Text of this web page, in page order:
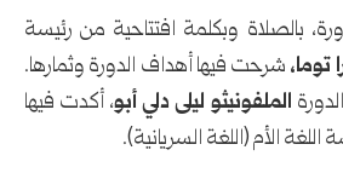
بالصلاة وبكلمة افتتاحية من رئيسة
توما، شرحت فيها أهداف الدورة وثمارها.
الملفونيثو ليلى دلي أبو، أكدت فيها
الأم (اللغة السريانية).